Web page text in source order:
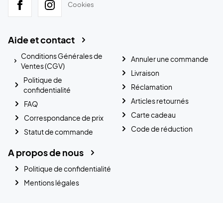
Cookies
Aide et contact
Conditions Générales de
Ventes (CGV)
Politique de
confidentialité
FAQ
Correspondance de prix
Statut de commande
Annuler une commande
Livraison
Réclamation
Articles retournés
Carte cadeau
Code de réduction
A propos de nous
Politique de confidentialité
Mentions légales